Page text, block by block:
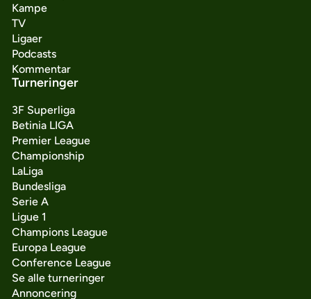
Kampe
TV
Ligaer
Podcasts
Kommentar
Turneringer
3F Superliga
Betinia LIGA
Premier League
Championship
LaLiga
Bundesliga
Serie A
Ligue 1
Champions League
Europa League
Conference League
Se alle turneringer
Annoncering